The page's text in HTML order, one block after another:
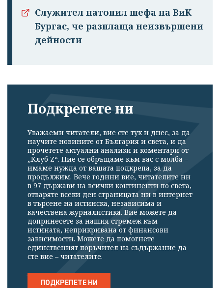
Служител натопил шефа на ВиК
Бургас, че разплаща неизвършени
дейности
Подкрепете ни
Уважаеми читатели, вие сте тук и днес, за да
научите новините от България и света, и да
прочетете актуални анализи и коментари от
„Клуб Z“. Ние се обръщаме към вас с молба –
имаме нужда от вашата подкрепа, за да
продължим. Вече години вие, читателите ни
в 97 държави на всички континенти по света,
отваряте всеки ден страницата ни в интернет
в търсене на истинска, независима и
качествена журналистика. Вие можете да
допринесете за нашия стремеж към
истината, неприкривана от финансови
зависимости. Можете да помогнете
единственият поръчител на съдържание да
сте вие – читателите.
ПОДКРЕПЕТЕ НИ